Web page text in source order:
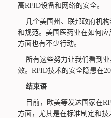
高RFID设备和网络的安全。
几个美国州、联邦政府机构
和规范。美国医药业在如何
方面也有不少行动。
所有这些努力让我们看到业
效。RFID技术的安全隐患在
结束语
目前，欧美等发达国家在
方面，尤其是在标准制定和